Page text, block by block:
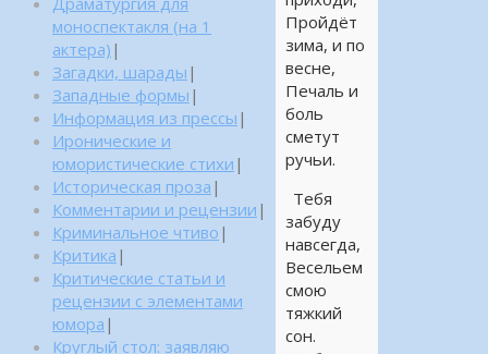
Пройдёт
зима, и по
весне,
Печаль и
боль
сметут
ручьи.
Тебя
забуду
навсегда,
Весельем
смою
тяжкий
сон.
моноспектакля (на 1
актера) |
Загадки, шарады |
Западные формы |
Информация из прессы |
Иронические и
юмористические стихи |
Историческая проза |
Комментарии и рецензии |
Криминальное чтиво |
Критика |
Критические статьи и
рецензии с элементами
юмора |
Круглый стол: заявляю